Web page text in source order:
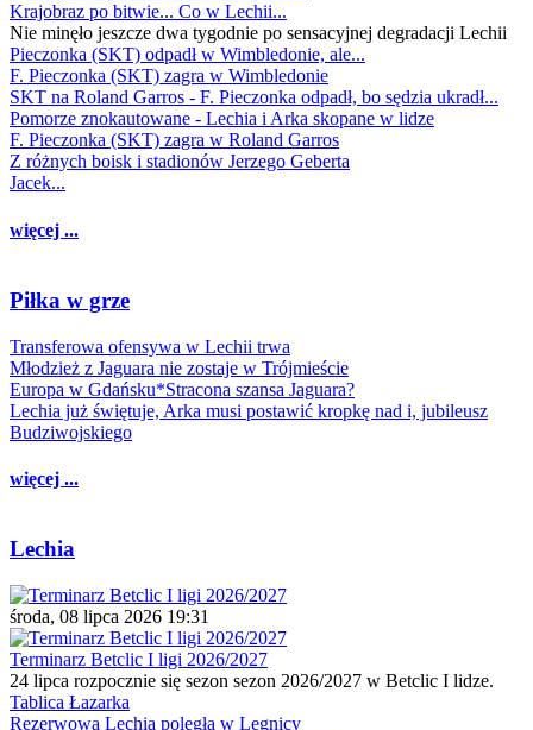
Krajobraz po bitwie... Co w Lechii...
Nie minęło jeszcze dwa tygodnie po sensacyjnej degradacji Lechii
Pieczonka (SKT) odpadł w Wimbledonie, ale...
F. Pieczonka (SKT) zagra w Wimbledonie
SKT na Roland Garros - F. Pieczonka odpadł, bo sędzia ukradł...
Pomorze znokautowane - Lechia i Arka skopane w lidze
F. Pieczonka (SKT) zagra w Roland Garros
Z różnych boisk i stadionów Jerzego Geberta
Jacek...
więcej ...
Piłka w grze
Transferowa ofensywa w Lechii trwa
Młodzież z Jaguara nie zostaje w Trójmieście
Europa w Gdańsku*Stracona szansa Jaguara?
Lechia już świętuje, Arka musi postawić kropkę nad i, jubileusz
Budziwojskiego
więcej ...
Lechia
środa, 08 lipca 2026 19:31
Terminarz Betclic I ligi 2026/2027
24 lipca rozpocznie się sezon sezon 2026/2027 w Betclic I lidze.
Tablica Łazarka
Rezerwowa Lechia poległa w Legnicy